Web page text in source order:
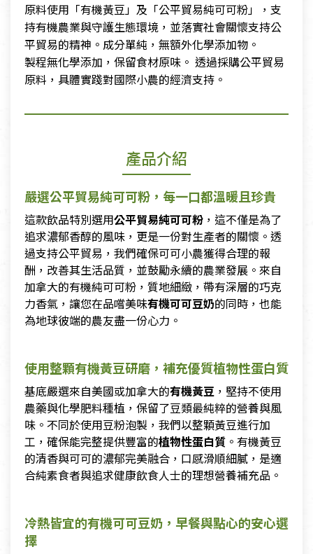
原料使用「有機黃豆」及「公平貿易純可可粉」，支
持有機農業與守護生態環境，並落實社會關懷支持公
平貿易的精神。成分單純，無額外化學添加物。
製程無化學添加，保留食材原味。 透過採購公平貿易
原料，具體實踐對國際小農的經濟支持。
產品介紹
嚴選公平貿易純可可粉，每一口都溫暖且珍貴
這款飲品特別選用公平貿易純可可粉 ，這不僅是為了
追求濃郁香醇的風味，更是一份對生產者的關懷。透
過支持公平貿易，我們確保可可小農獲得合理的報
酬，改善其生活品質，並鼓勵永續的農業發展。來自
加拿大的有機純可可粉，質地細緻，帶有深層的巧克
力香氣，讓您在品嚐美味有機可可豆奶的同時，也能
為地球彼端的農友盡一份心力。
使用整顆有機黃豆研磨，補充優質植物性蛋白質
基底嚴選來自美國或加拿大的有機黃豆 ，堅持不使用
農藥與化學肥料種植，保留了豆類最純粹的營養與風
味。不同於使用豆粉泡製，我們以整顆黃豆進行加
工，確保能完整提供豐富的植物性蛋白質 。有機黃豆
的清香與可可的濃郁完美融合，口感滑順細膩，是適
合純素食者與追求健康飲食人士的理想營養補充品。
冷熱皆宜的有機可可豆奶，早餐與點心的安心選
擇